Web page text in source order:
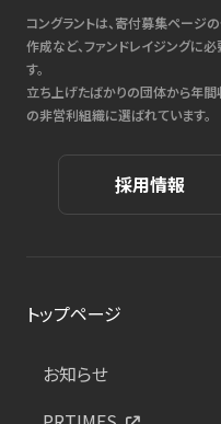
コングラントは、寄付募集ページ
作成など、ファンドレイジングに
す。
立ち上げたばかりの団体から年
の非営利組織に選ばれています。
採用情報
トップページ
お知らせ